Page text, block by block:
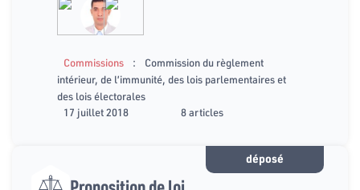
Commissions :
Commission du règlement
intérieur, de l’immunité, des lois parlementaires et
des lois électorales
17 juillet 2018
8 articles
déposé